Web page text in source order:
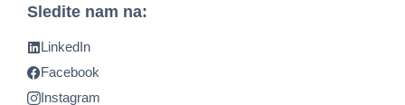
Sledite nam na:
LinkedIn
Facebook
Instagram